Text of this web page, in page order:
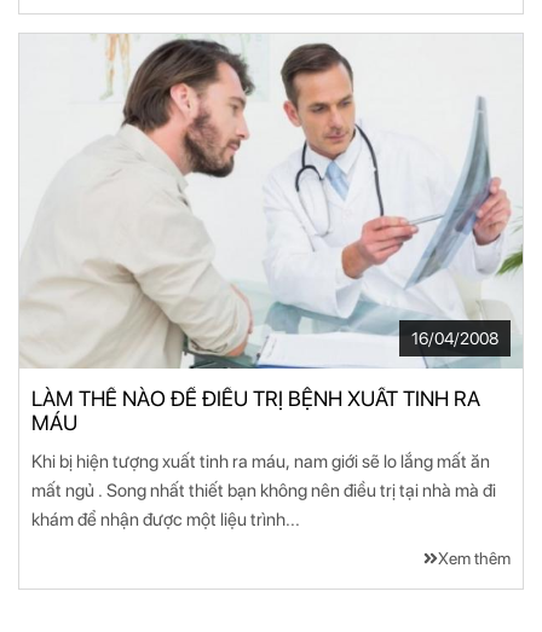
16/04/2008
LÀM THẾ NÀO ĐỂ ĐIỀU TRỊ BỆNH XUẤT TINH RA
MÁU
Khi bị hiện tượng xuất tinh ra máu, nam giới sẽ lo lắng mất ăn
mất ngủ . Song nhất thiết bạn không nên điều trị tại nhà mà đi
khám để nhận được một liệu trình...
Xem thêm